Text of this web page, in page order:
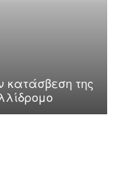
κατάσβεση της